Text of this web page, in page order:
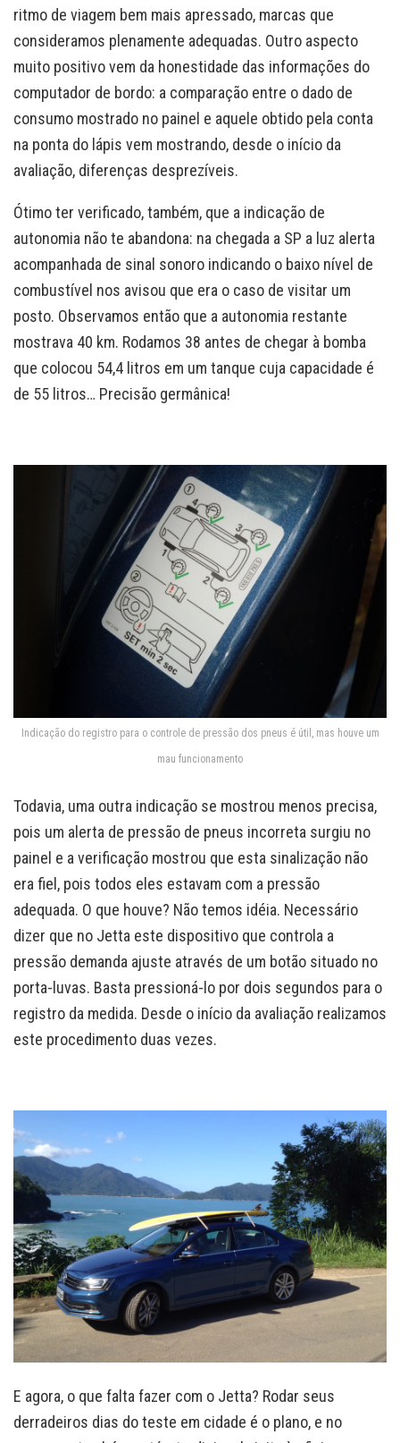
ritmo de viagem bem mais apressado, marcas que
consideramos plenamente adequadas. Outro aspecto
muito positivo vem da honestidade das informações do
computador de bordo: a comparação entre o dado de
consumo mostrado no painel e aquele obtido pela conta
na ponta do lápis vem mostrando, desde o início da
avaliação, diferenças desprezíveis.
Ótimo ter verificado, também, que a indicação de
autonomia não te abandona: na chegada a SP a luz alerta
acompanhada de sinal sonoro indicando o baixo nível de
combustível nos avisou que era o caso de visitar um
posto. Observamos então que a autonomia restante
mostrava 40 km. Rodamos 38 antes de chegar à bomba
que colocou 54,4 litros em um tanque cuja capacidade é
de 55 litros… Precisão germânica!
Indicação do registro para o controle de pressão dos pneus é útil, mas houve um
mau funcionamento
Todavia, uma outra indicação se mostrou menos precisa,
pois um alerta de pressão de pneus incorreta surgiu no
painel e a verificação mostrou que esta sinalização não
era fiel, pois todos eles estavam com a pressão
adequada. O que houve? Não temos idéia. Necessário
dizer que no Jetta este dispositivo que controla a
pressão demanda ajuste através de um botão situado no
porta-luvas. Basta pressioná-lo por dois segundos para o
registro da medida. Desde o início da avaliação realizamos
este procedimento duas vezes.
E agora, o que falta fazer com o Jetta? Rodar seus
derradeiros dias do teste em cidade é o plano, e no